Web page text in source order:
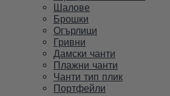
Шалове
Брошки
Огърлици
Гривни
Дамски чанти
Плажни чанти
Чанти тип плик
Портфейли